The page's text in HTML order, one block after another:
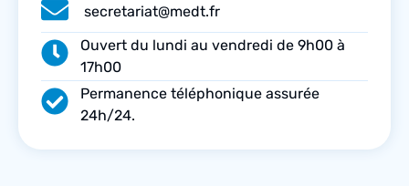
secretariat@medt.fr
Ouvert du lundi au vendredi de 9h00 à
17h00
Permanence téléphonique assurée
24h/24.